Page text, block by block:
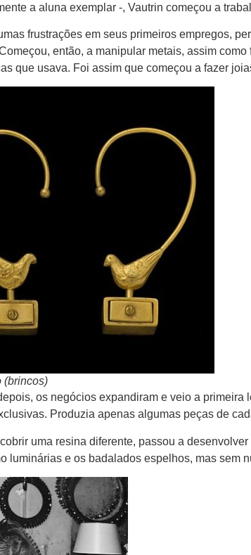
a aluna exemplar -, Vautrin começou a
frustrações em seus primeiros empregos,
então, a manipular metais, assim
que usava. Foi assim que começou a fazer
(brincos)
os negócios expandiram e veio a primeira
Produzia apenas algumas peças de
uma resina diferente, passou a
luminárias e os badalados espelhos, mas sem